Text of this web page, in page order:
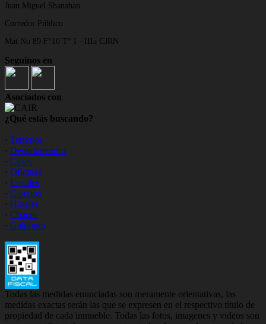
Juan Miguel Shanahan
Corredor Público
Mat No 89 F°10 T° I - IIIa CJRN
Seguinos en
Asociados con
¿Qué estás buscando?
· Terrenos
· Departamentos
· Casas
· Oficinas
· Locales
· Campos
· Hoteles
· Chacra
· Galpones
Todas las medidas enunciadas son meramente orientativas, las
medidas exactas serán las que se expresen en el respectivo título de
propiedad de cada inmueble. Todas las fotos, imagenes y videos son